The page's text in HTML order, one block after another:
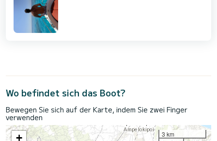
Wo befindet sich das Boot?
Bewegen Sie sich auf der Karte, indem Sie zwei Finger
verwenden
+
3 km